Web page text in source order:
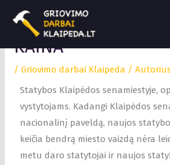
prieGRIOVIMO DARBAI
KAINA
/Griovimo darbai Klaipeda / Autorius
Statybos Klaipėdos senamiestyje,
vystytojams. Kadangi Klaipėdos
nacionalinį paveldą, naujos
keičia bendrą miesto vaizdą nėra
metu daro statytojai ir naujos